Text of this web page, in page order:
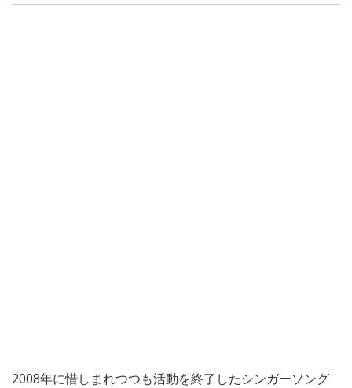
2008年に惜しまれつつも活動を終了したシンガーソング